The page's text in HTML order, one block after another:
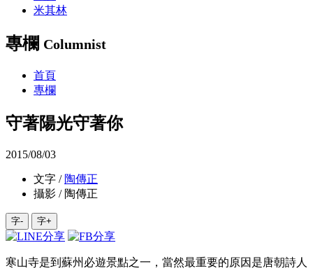
米其林
專欄 Columnist
首頁
專欄
守著陽光守著你
2015/08/03
文字 / 陶傳正
攝影 / 陶傳正
字- 字+
寒山寺是到蘇州必遊景點之一，當然最重要的原因是唐朝詩人